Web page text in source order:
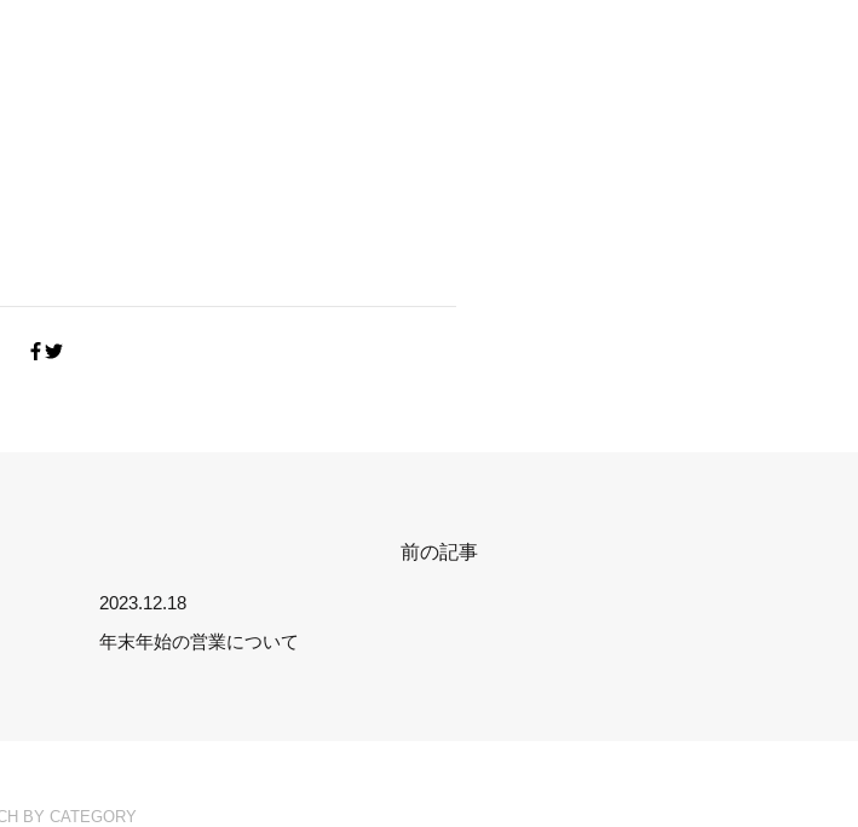
前の記事
2023.12.18
年末年始の営業について
BY CATEGORY